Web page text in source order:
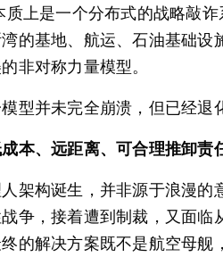
质上是一个分布式的战略敲
的基地、航运、石油基础
非对称力量模型。
型并未完全崩溃，但已经退
成本、远距离、可合理推卸责
架构诞生，并非源于浪漫
争，接着遭到制裁，又面
的解决方案既不是航空母舰